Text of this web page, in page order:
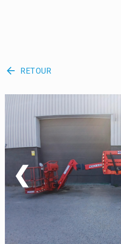
arrow_back RETOUR
❮